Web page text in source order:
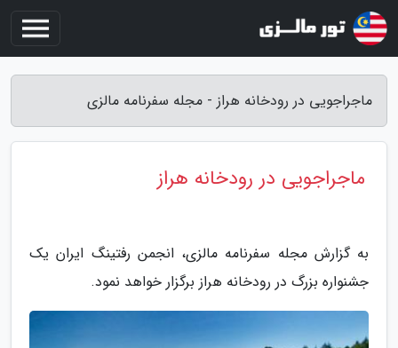
ماجراجویی در رودخانه هراز - مجله سفرنامه مالزی
ماجراجویی در رودخانه هراز
به گزارش مجله سفرنامه مالزی، انجمن رفتینگ ایران یک
جشنواره بزرگ در رودخانه هراز برگزار خواهد نمود.